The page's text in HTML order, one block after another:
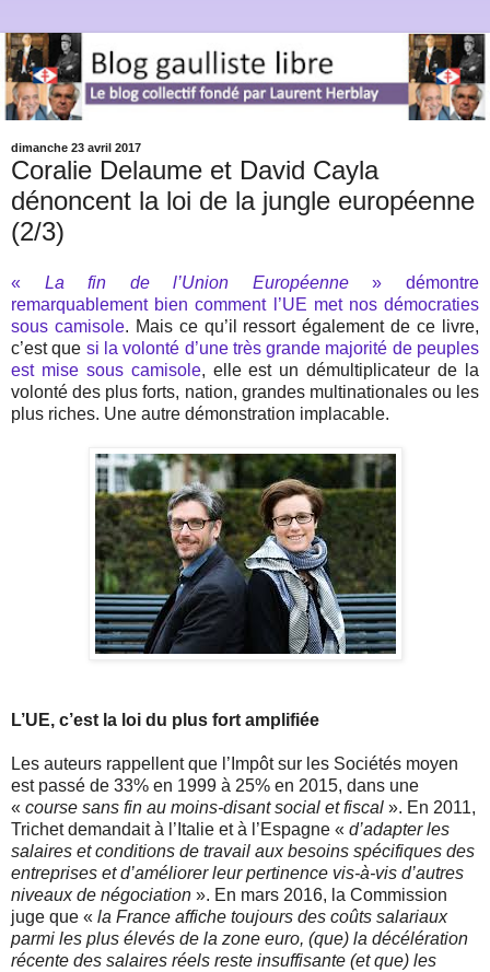
dimanche 23 avril 2017
Coralie Delaume et David Cayla
dénoncent la loi de la jungle européenne
(2/3)
« La fin de l’Union Européenne» démontre
remarquablement bien comment l’UE met nos démocraties
sous camisole. Mais ce qu’il ressort également de ce livre,
c’est que si la volonté d’une très grande majorité de peuples
est mise sous camisole, elle est un démultiplicateur de la
volonté des plus forts, nation, grandes multinationales ou les
plus riches. Une autre démonstration implacable.
L’UE, c’est la loi du plus fort amplifiée
Les auteurs rappellent que l’Impôt sur les Sociétés moyen
est passé de 33% en 1999 à 25% en 2015, dans une
« course sans fin au moins-disant social et fiscal ». En 2011,
Trichet demandait à l’Italie et à l’Espagne « d’adapter les
salaires et conditions de travail aux besoins spécifiques des
entreprises et d’améliorer leur pertinence vis-à-vis d’autres
niveaux de négociation ». En mars 2016, la Commission
juge que « la France affiche toujours des coûts salariaux
parmi les plus élevés de la zone euro, (que) la décélération
récente des salaires réels reste insuffisante (et que) les